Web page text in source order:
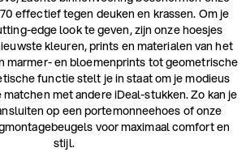
effectief tegen deuken en krassen. Om je
edge look te geven, zijn onze hoesjes
kleuren, prints en materialen van het
marmer- en bloemenprints tot geometrische
functie stelt je in staat om je modieus
met andere iDeal-stukken. Zo kan je
op een portemonneehoes of onze
voor maximaal comfort en
stijl.